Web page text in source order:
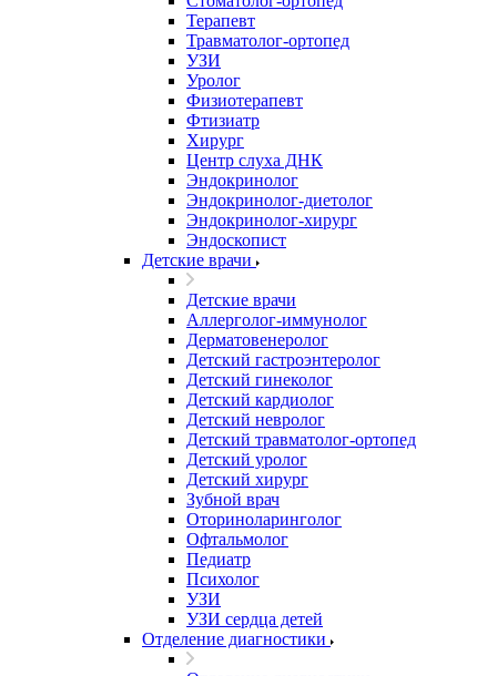
Терапевт
Травматолог-ортопед
УЗИ
Уролог
Физиотерапевт
Фтизиатр
Хирург
Центр слуха ДНК
Эндокринолог
Эндокринолог-диетолог
Эндокринолог-хирург
Эндоскопист
Детские врачи
Детские врачи
Аллерголог-иммунолог
Дерматовенеролог
Детский гастроэнтеролог
Детский гинеколог
Детский кардиолог
Детский невролог
Детский травматолог-ортопед
Детский уролог
Детский хирург
Зубной врач
Оториноларинголог
Офтальмолог
Педиатр
Психолог
УЗИ
УЗИ сердца детей
Отделение диагностики